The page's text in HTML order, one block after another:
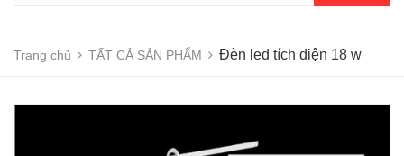
Trang chủ TẤT CẢ SẢN PHẨM Đèn led tích điện 18 w